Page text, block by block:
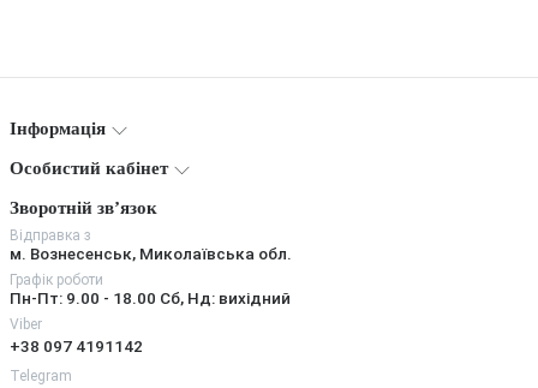
Інформація
Особистий кабінет
Зворотній зв’язок
Відправка з
м. Вознесенськ, Миколаївська обл.
Графік роботи
Пн-Пт: 9.00 - 18.00 Сб, Нд: вихідний
Viber
+38 097 4191142
Telegram